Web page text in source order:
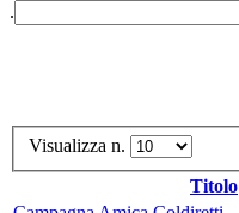
.
Visualizza n.
Titolo